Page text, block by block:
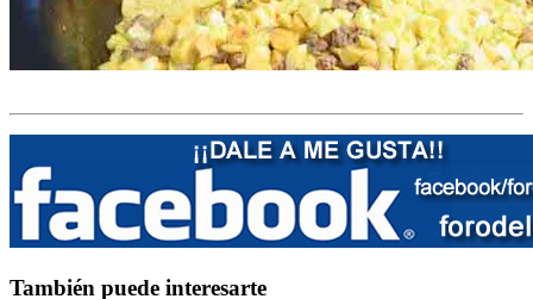
También puede interesarte